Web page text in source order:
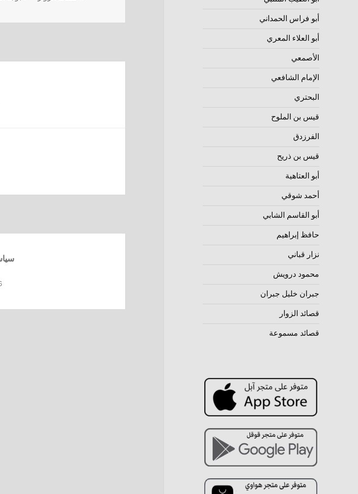
أبو فراس الحمداني
أبو العلاء المعري
الأصمعي
الإمام الشافعي
البحتري
قيس بن الملوح
الفرزدق
قيس بن ذريح
أبو العتاهية
أحمد شوقي
أبو القاسم الشابي
حافظ إبراهيم
نزار قباني
محمود درويش
جبران خليل جبران
قصائد الزوار
قصائد مسموعة